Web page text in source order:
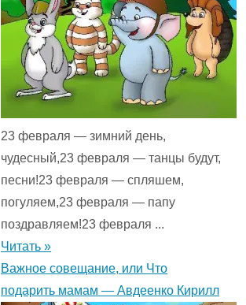
23 февраля — зимний день,
чудесный,23 февраля — танцы будут,
песни!23 февраля — спляшем,
погуляем,23 февраля — папу
поздравляем!23 февраля ...
Читать »
Важное совещание, или Что
подарить мамам — Авдеенко Кирилл